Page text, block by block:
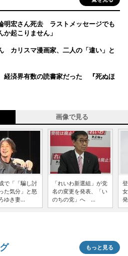
明宏さん死去 ラストメッセージでも
起こりません」
カリスマ漫画家、二人の「違い」と
経済界有数の読書家だった 『死ぬほ
画像で見る
で「「騙し討
た気分」と怒
ゆき妻...
「れいわ新選組」が党
名の変更を発表、「い
のちの党」へ ...
もっと見る